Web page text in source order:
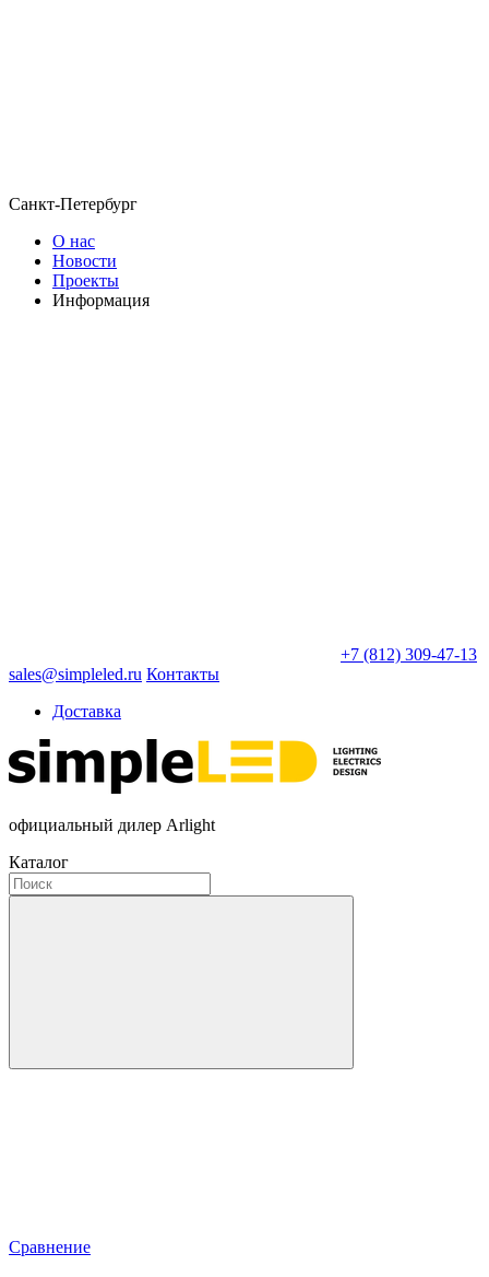
Санкт-Петербург
О нас
Новости
Проекты
Информация
+7 (812) 309-47-13
sales@simpleled.ru Контакты
Доставка
официальный дилер Arlight
Каталог
Сравнение